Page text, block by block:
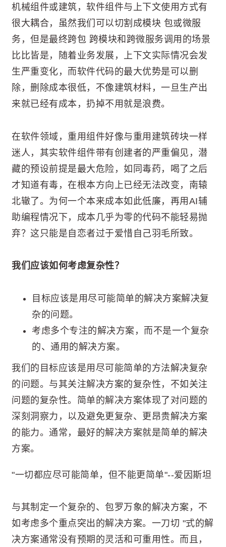
机械组件或建筑，软件组件与上下文使用方式有
很大耦合，虽然我们可以切割成模块 包或微服
务，但是最终跨包 跨模块和跨微服务调用的场景
比比皆是，随着业务发展，上下文实际情况会发
生严重变化，而软件代码的最大优势是可以删
除，删除成本很低，不像建筑材料，一旦生产出
来就已经有成本，扔掉不用就是浪费。
在软件领域，重用组件好像与重用建筑砖块一样
迷人，其实软件组件带有创建者的严重偏见，潜
藏的预设前提是最大危险，如同毒药，喝了之后
才知道有毒，在根本方向上已经无法改变，南辕
北辙了。为何一个本来成本如此低廉，再用AI辅
助编程情况下，成本几乎为零的代码不能轻易抛
弃？这只能是自恋者过于爱惜自己羽毛所致。
我们应该如何考虑复杂性？
目标应该是用尽可能简单的解决方案解决复
杂的问题。
考虑多个专注的解决方案，而不是一个复杂
的、通用的解决方案。
我们的目标应该是用尽可能简单的方法解决复杂
的问题。与其关注解决方案的复杂性，不如关注
问题的复杂性。简单的解决方案体现了对问题的
深刻洞察力，以及避免更复杂、更昂贵解决方案
的能力。通常，最好的解决方案就是简单的解决
方案。
"一切都应尽可能简单，但不能更简单"--爱因斯坦
与其制定一个复杂的、包罗万象的解决方案，不
如考虑多个重点突出的解决方案。一刀切 "式的解
决方案通常没有预期的灵活和可重用性。而且，